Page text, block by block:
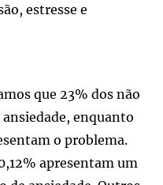
estresse e
que 23% dos não
enquanto
o problema.
apresentam um